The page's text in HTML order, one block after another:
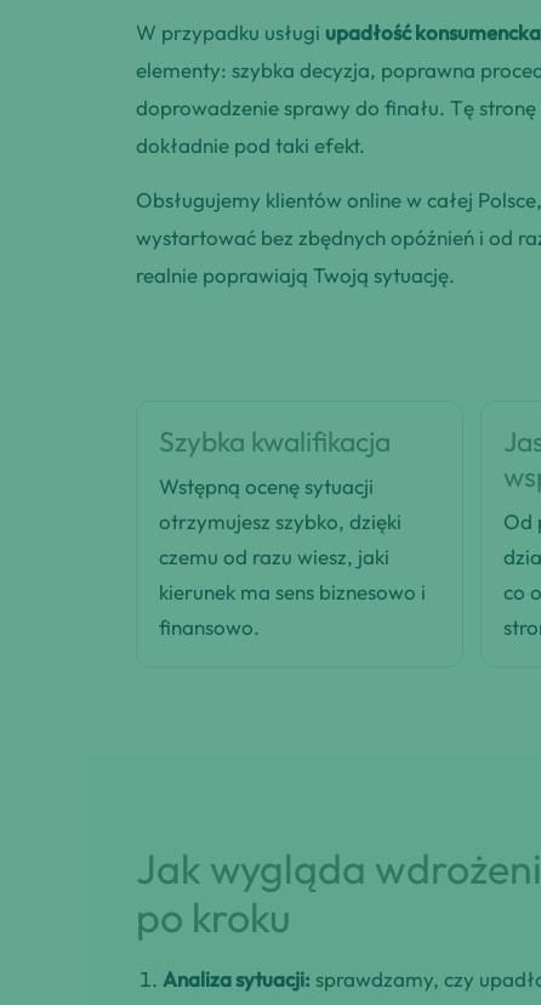
W przypadku usługi upadłość
elementy: szybka decyzja, poprawna
doprowadzenie sprawy do finału. Tę
dokładnie pod taki efekt.
Obsługujemy klientów online w całej
wystartować bez zbędnych opóźnień i od
realnie poprawiają Twoją sytuację.
Szybka kwalifikacja
Wstępną ocenę sytuacji
otrzymujesz szybko, dzięki
czemu od razu wiesz, jaki
kierunek ma sens biznesowo i
finansowo.
Od
co
Jak wygląda
po kroku
Analiza sytuacji: sprawdzamy, czy